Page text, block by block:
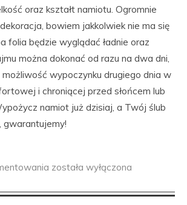
oraz kształt namiotu. Ogromnie
bowiem jakkolwiek nie ma się
folia będzie wyglądać ładnie oraz
można dokonać od razu na dwa dni,
wypoczynku drugiego dnia w
i chroniącej przed słońcem lub
namiot już dzisiaj, a Twój ślub
gwarantujemy!
została wyłączona